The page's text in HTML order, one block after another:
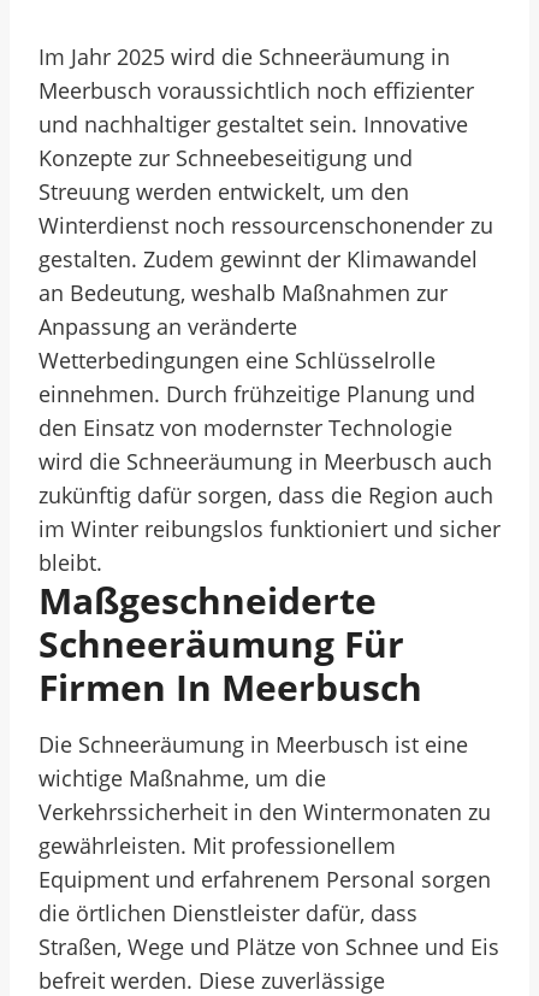
Im Jahr 2025 wird die Schneeräumung in
Meerbusch voraussichtlich noch effizienter
und nachhaltiger gestaltet sein. Innovative
Konzepte zur Schneebeseitigung und
Streuung werden entwickelt, um den
Winterdienst noch ressourcenschonender zu
gestalten. Zudem gewinnt der Klimawandel
an Bedeutung, weshalb Maßnahmen zur
Anpassung an veränderte
Wetterbedingungen eine Schlüsselrolle
einnehmen. Durch frühzeitige Planung und
den Einsatz von modernster Technologie
wird die Schneeräumung in Meerbusch auch
zukünftig dafür sorgen, dass die Region auch
im Winter reibungslos funktioniert und sicher
bleibt.
Maßgeschneiderte
Schneeräumung Für
Firmen In Meerbusch
Die Schneeräumung in Meerbusch ist eine
wichtige Maßnahme, um die
Verkehrssicherheit in den Wintermonaten zu
gewährleisten. Mit professionellem
Equipment und erfahrenem Personal sorgen
die örtlichen Dienstleister dafür, dass
Straßen, Wege und Plätze von Schnee und Eis
befreit werden. Diese zuverlässige